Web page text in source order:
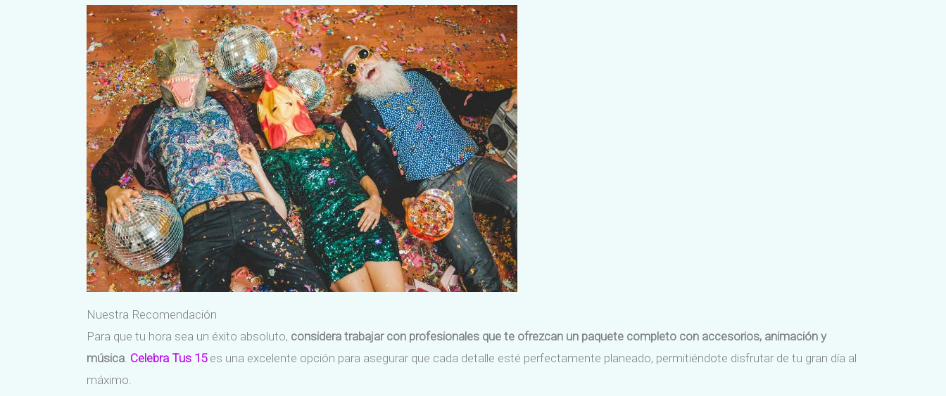
Nuestra Recomendación
Para que tu hora sea un éxito absoluto, considera trabajar con profesionales que te ofrezcan un paquete completo con accesorios, animación y
música. Celebra Tus 15es una excelente opción para asegurar que cada detalle esté perfectamente planeado, permitiéndote disfrutar de tu gran día al
máximo.